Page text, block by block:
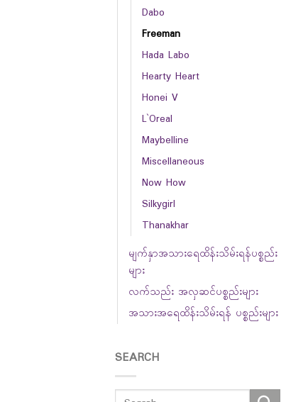
Dabo
Freeman
Hada Labo
Hearty Heart
Honei V
L`Oreal
Maybelline
Miscellaneous
Now How
Silkygirl
Thanakhar
မျက်နှာအသားရေထိန်းသိမ်းရန်ပစ္စည်း
များ
လက်သည်း အလှဆင်ပစ္စည်းများ
အသားအရေထိန်းသိမ်းရန် ပစ္စည်းများ
SEARCH